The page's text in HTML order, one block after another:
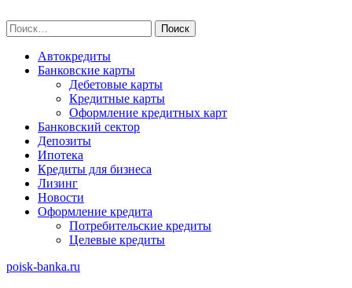
to
content
Найти:
Автокредиты
Банковские карты
Дебетовые карты
Кредитные карты
Оформление кредитных карт
Банковский сектор
Депозиты
Ипотека
Кредиты для бизнеса
Лизинг
Новости
Оформление кредита
Потребительские кредиты
Целевые кредиты
poisk-banka.ru